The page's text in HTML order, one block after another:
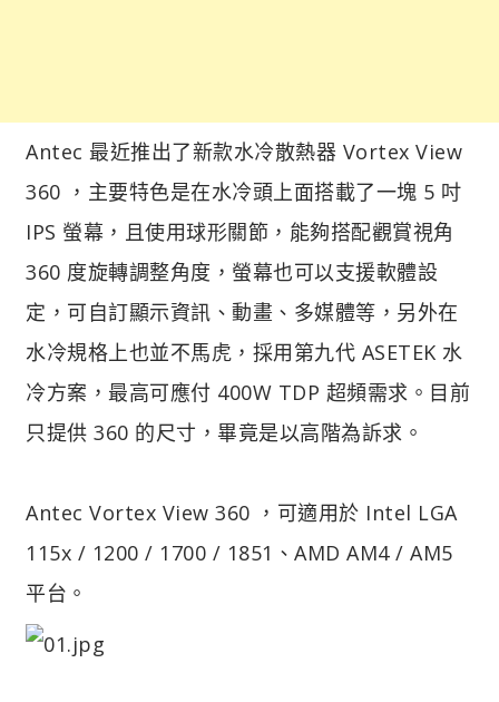
Antec 最近推出了新款水冷散熱器 Vortex View
360 ，主要特色是在水冷頭上面搭載了一塊 5 吋
IPS 螢幕，且使用球形關節，能夠搭配觀賞視角
360 度旋轉調整角度，螢幕也可以支援軟體設
定，可自訂顯示資訊、動畫、多媒體等，另外在
水冷規格上也並不馬虎，採用第九代 ASETEK 水
冷方案，最高可應付 400W TDP 超頻需求。目前
只提供 360 的尺寸，畢竟是以高階為訴求。
Antec Vortex View 360 ，可適用於 Intel LGA
115x / 1200 / 1700 / 1851、AMD AM4 / AM5
平台。